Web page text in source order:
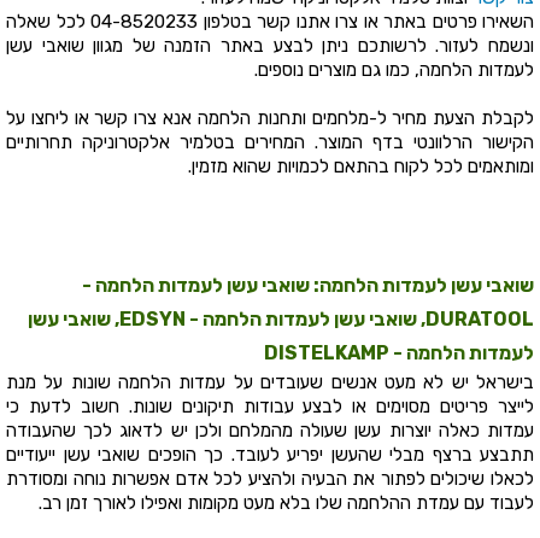
השאירו פרטים באתר או צרו אתנו קשר בטלפון 04-8520233 לכל שאלה
ונשמח לעזור. לרשותכם ניתן לבצע באתר הזמנה של מגוון שואבי עשן
לעמדות הלחמה, כמו גם מוצרים נוספים.
לקבלת הצעת מחיר ל-מלחמים ותחנות הלחמה אנא צרו קשר או ליחצו על
הקישור הרלוונטי בדף המוצר. המחירים בטלמיר אלקטרוניקה תחרותיים
ומותאמים לכל לקוח בהתאם לכמויות שהוא מזמין.
שואבי עשן לעמדות הלחמה: שואבי עשן לעמדות הלחמה -
DURATOOL, שואבי עשן לעמדות הלחמה - EDSYN, שואבי עשן
לעמדות הלחמה - DISTELKAMP
בישראל יש לא מעט אנשים שעובדים על עמדות הלחמה שונות על מנת
לייצר פריטים מסוימים או לבצע עבודות תיקונים שונות. חשוב לדעת כי
עמדות כאלה יוצרות עשן שעולה מהמלחם ולכן יש לדאוג לכך שהעבודה
תתבצע ברצף מבלי שהעשן יפריע לעובד. כך הופכים שואבי עשן ייעודיים
לכאלו שיכולים לפתור את הבעיה ולהציע לכל אדם אפשרות נוחה ומסודרת
לעבוד עם עמדת ההלחמה שלו בלא מעט מקומות ואפילו לאורך זמן רב.